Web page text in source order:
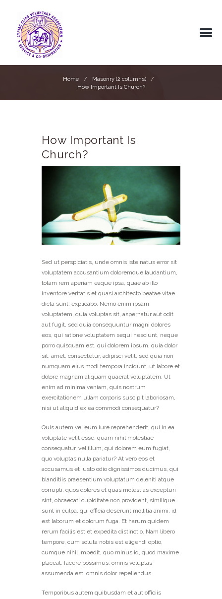
Home
Masonry (2 columns)
How Important Is Church?
How Important Is
Church?
Sed ut perspiciatis, unde omnis iste natus error sit
voluptatem accusantium doloremque laudantium,
totam rem aperiam eaque ipsa, quae ab illo
inventore veritatis et quasi architecto beatae vitae
dicta sunt, explicabo. Nemo enim ipsam
voluptatem, quia voluptas sit, aspernatur aut odit
aut fugit, sed quia consequuntur magni dolores
eos, qui ratione voluptatem sequi nesciunt, neque
porro quisquam est, qui dolorem ipsum, quia dolor
sit, amet, consectetur, adipisci velit, sed quia non
numquam eius modi tempora incidunt, ut labore et
dolore magnam aliquam quaerat voluptatem. Ut
enim ad minima veniam, quis nostrum
exercitationem ullam corporis suscipit laboriosam,
nisi ut aliquid ex ea commodi consequatur?
Quis autem vel eum iure reprehenderit, qui in ea
voluptate velit esse, quam nihil molestiae
consequatur, vel illum, qui dolorem eum fugiat,
quo voluptas nulla pariatur? At vero eos et
accusamus et iusto odio dignissimos ducimus, qui
blanditiis praesentium voluptatum deleniti atque
corrupti, quos dolores et quas molestias excepturi
sint, obcaecati cupiditate non provident, similique
sunt in culpa, qui officia deserunt mollitia animi, id
est laborum et dolorum fuga. Et harum quidem
rerum facilis est et expedita distinctio. Nam libero
tempore, cum soluta nobis est eligendi optio,
cumque nihil impedit, quo minus id, quod maxime
placeat, facere possimus, omnis voluptas
assumenda est, omnis dolor repellendus.
Temporibus autem quibusdam et aut officiis